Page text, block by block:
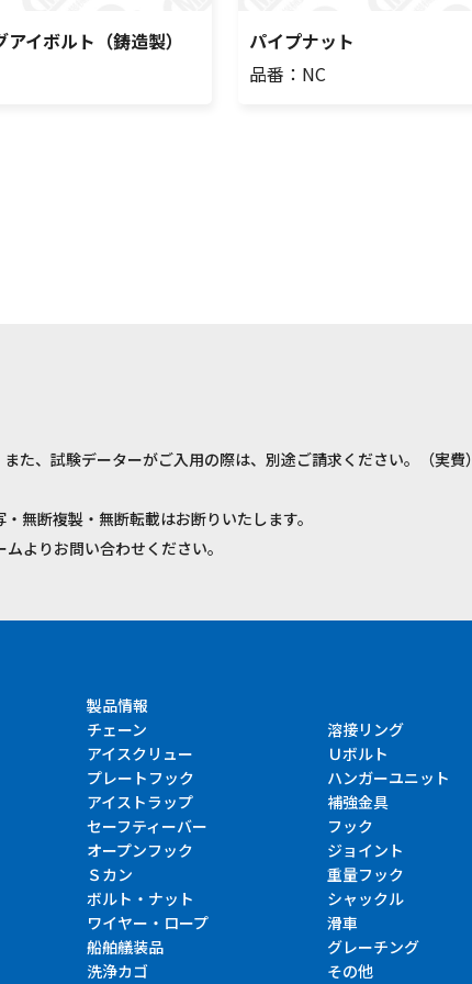
イボルト（鋳造製）
パイプナット
品番：NC
、試験データーがご入用の際は、別途ご請求ください。（実費）
無断複製・無断転載はお断りいたします。
よりお問い合わせください。
製品情報
チェーン
溶接リング
アイスクリュー
Ｕボルト
プレートフック
ハンガーユニット
アイストラップ
補強金具
セーフティーバー
フック
オープンフック
ジョイント
Ｓカン
重量フック
ボルト・ナット
シャックル
ワイヤー・ロープ
滑車
船舶艤装品
グレーチング
洗浄カゴ
その他